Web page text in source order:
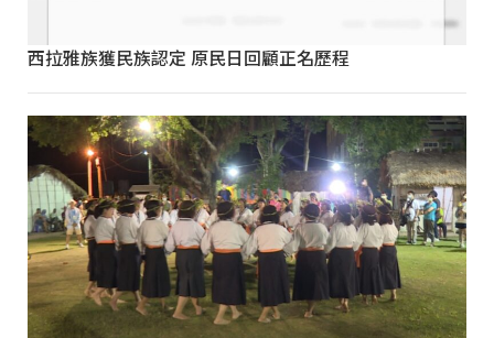
西拉雅族獲民族認定 原民日回顧正名歷程